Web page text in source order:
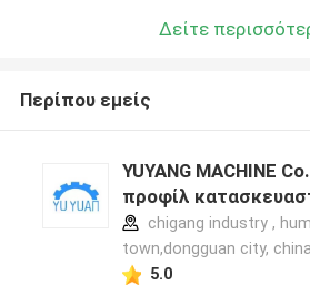
Δείτε
Περίπου εμείς
YUYANG MACHINE
προφίλ
chigang industry ,
town,dongguan city,
5.0